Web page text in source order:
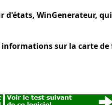
d'états, WinGenerateur,
sur la carte